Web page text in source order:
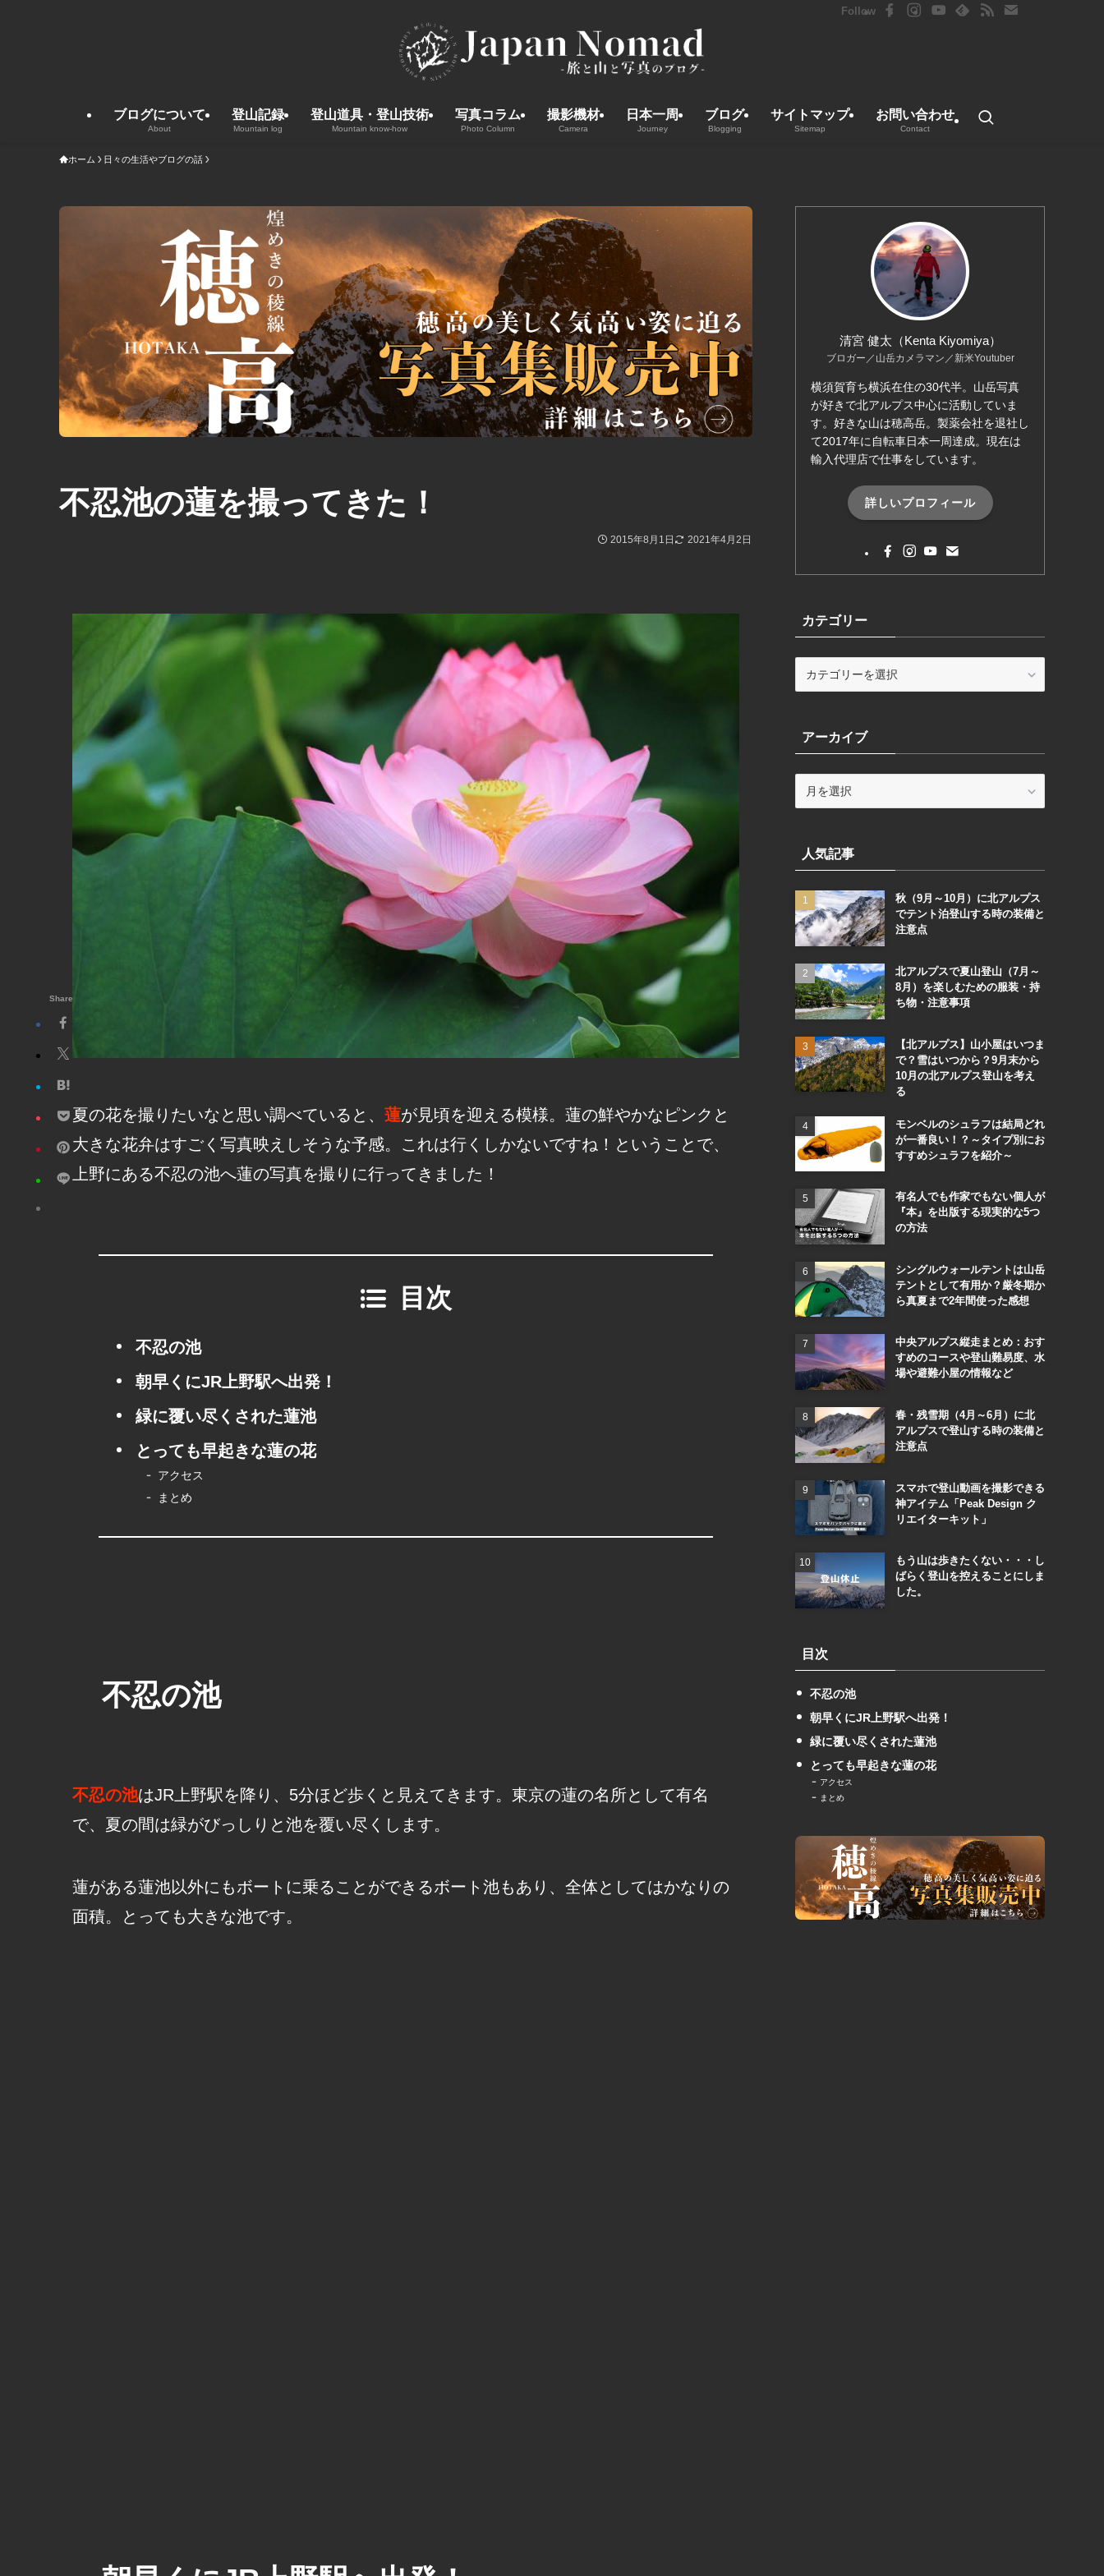
ブログについて
About
登山記録
Mountain log
登山道具・登山技術
Mountain know-how
写真コラム
Photo Column
撮影機材
Camera
日本一周
Journey
ブログ
Blogging
サイトマップ
Sitemap
お問い合わせ
Contact
ホーム 日々の生活やブログの話
不忍池の蓮を撮ってきた！
2015年8月1日 2021年4月2日
夏の花を撮りたいなと思い調べていると、 蓮が見頃を迎える模様。蓮の鮮やかなピンクと
大きな花弁はすごく写真映えしそうな予感。これは行くしかないですね！ということで、
上野にある不忍の池へ蓮の写真を撮りに行ってきました！
目次
不忍の池
朝早くにJR上野駅へ出発！
緑に覆い尽くされた蓮池
とっても早起きな蓮の花
アクセス
まとめ
不忍の池
不忍の池はJR上野駅を降り、5分ほど歩くと見えてきます。東京の蓮の名所として有名
で、夏の間は緑がびっしりと池を覆い尽くします。
蓮がある蓮池以外にもボートに乗ることができるボート池もあり、全体としてはかなりの
面積。とっても大きな池です。
清宮 健太（Kenta Kiyomiya）
ブロガー／山岳カメラマン／新米Youtuber
横須賀育ち横浜在住の30代半。山岳写真
が好きで北アルプス中心に活動していま
す。好きな山は穂高岳。製薬会社を退社し
て2017年に自転車日本一周達成。現在は
輸入代理店で仕事をしています。
詳しいプロフィール
カテゴリー
ーアーカイブ
ブ人気記事
秋（9月～10月）に北アルプス
でテント泊登山する時の装備と
注意点
北アルプスで夏山登山（7月～
8月）を楽しむための服装・持
ち物・注意事項
【北アルプス】山小屋はいつま
で？雪はいつから？9月末から
10月の北アルプス登山を考え
る
モンベルのシュラフは結局どれ
が一番良い！？～タイプ別にお
すすめシュラフを紹介～
有名人でも作家でもない個人が
『本』を出版する現実的な5つ
の方法
シングルウォールテントは山岳
テントとして有用か？厳冬期か
ら真夏まで2年間使った感想
中央アルプス縦走まとめ：おす
すめのコースや登山難易度、水
場や避難小屋の情報など
春・残雪期（4月～6月）に北
アルプスで登山する時の装備と
注意点
スマホで登山動画を撮影できる
神アイテム「Peak Design ク
リエイターキット」
もう山は歩きたくない・・・し
ばらく登山を控えることにしま
した。
目次
不忍の池
朝早くにJR上野駅へ出発！
緑に覆い尽くされた蓮池
とっても早起きな蓮の花
アクセス
まとめ